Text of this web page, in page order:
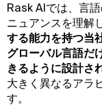
Rask AIでは、言
ニュアンスを理解
する能力を持つ当
グローバル言語だ
きるように設計さ
大きく異なるアラ
す。